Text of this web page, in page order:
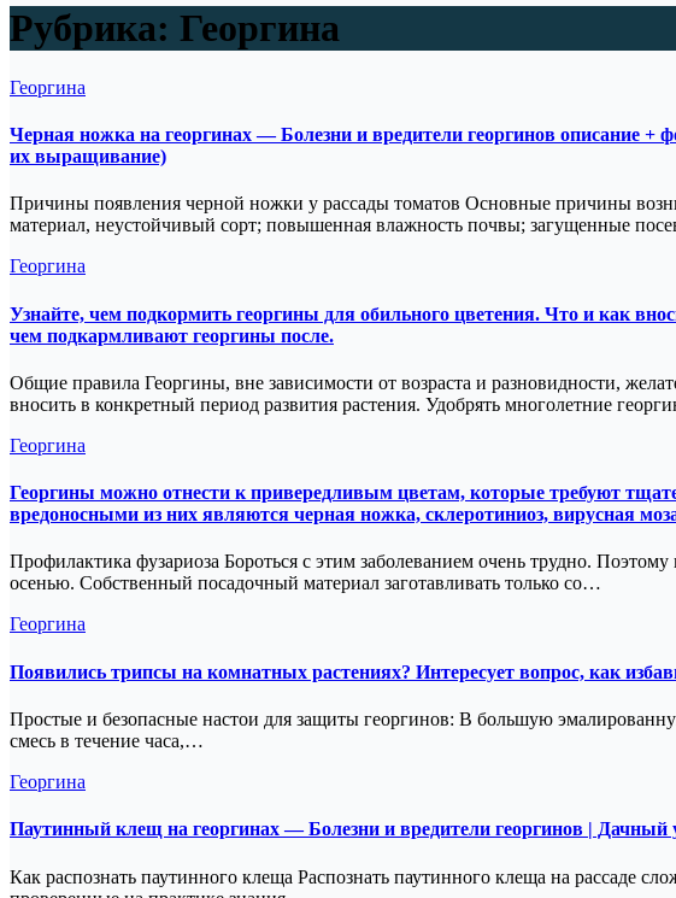
Рубрика: Георгина
Георгина
Черная ножка на георгинах — Болезни и вредители георгинов описание +
их выращивание)
Причины появления черной ножки у рассады томатов Основные причины
материал, неустойчивый сорт; повышенная влажность почвы; загущенные
Георгина
Узнайте, чем подкормить георгины для обильного цветения. Что и как
чем подкармливают георгины после.
Общие правила Георгины, вне зависимости от возраста и разновидности,
вносить в конкретный период развития растения. Удобрять многолетние
Георгина
Георгины можно отнести к привередливым цветам, которые требуют
вредоносными из них являются черная ножка, склеротиниоз, вирусная
Профилактика фузариоза Бороться с этим заболеванием очень трудно.
осенью. Собственный посадочный материал заготавливать только со…
Георгина
Появились трипсы на комнатных растениях? Интересует вопрос, как
Простые и безопасные настои для защиты георгинов: В большую
смесь в течение часа,…
Георгина
Паутинный клещ на георгинах — Болезни и вредители георгинов | Дачный
Как распознать паутинного клеща Распознать паутинного клеща на рассаде